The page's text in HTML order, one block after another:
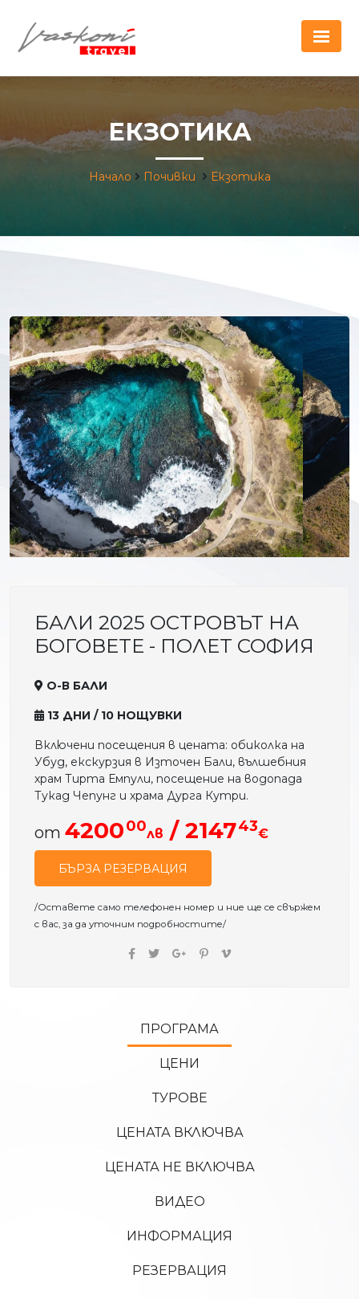
ЕКЗОТИКА
Начало Почивки Екзотика
БАЛИ 2025 ОСТРОВЪТ НА
БОГОВЕТЕ - ПОЛЕТ СОФИЯ
О-В БАЛИ
13 ДНИ / 10 НОЩУВКИ
Включени посещения в цената: обиколка на
Убуд, екскурзия в Източен Бали, вълшебния
храм Тирта Емпули, посещение на водопада
Тукад Чепунг и храма Дурга Кутри.
от420000лв / 214743€
БЪРЗА РЕЗЕРВАЦИЯ
/Оставете само телефонен номер и ние ще се свържем
с вас, за да уточним подробностите/
ПРОГРАМА
ЦЕНИ
ТУРОВЕ
ЦЕНАТА ВКЛЮЧВА
ЦЕНАТА НЕ ВКЛЮЧВА
ВИДЕО
ИНФОРМАЦИЯ
РЕЗЕРВАЦИЯ